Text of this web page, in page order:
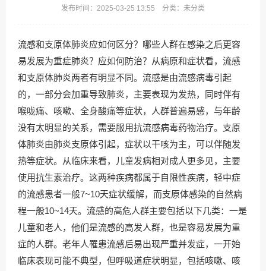
发布时间：2025-03-25 13:55 分类：未分类
流感和支原体肺炎应如何区分？哪些人群在感染之后更容
易发展为重症肺炎？应如何防治？从病原和症状看，流感
和支原体肺炎两者有明显不同。流感是由流感病毒引起
的，一部分会加重导致肺炎，主要表现为发热，同时伴有
喉咙痛、咳嗽、全身酸痛等症状，人群普遍易感，与年龄
没有太明显的关系，需要服用抗流感病毒药物治疗。支原
体肺炎由肺炎支原体引起，症状以干咳为主，可以伴随发
热等症状。从临床来看，儿童发病相对成人更多见，主要
使用抗生素治疗。这两种疾病都属于自限性疾病，轻中症
的流感患者一般7~10天症状缓解，而支原体感染的自然病
程一般10~14天。流感的高危人群主要包括以下几类：一是
儿童和老人，他们是流感的高发人群，也是容易发展为重
症的人群。老年人罹患流感后易出现严重并发症，一开始
临床表现可能不典型，但呼吸道症状明显，包括咳嗽、咳